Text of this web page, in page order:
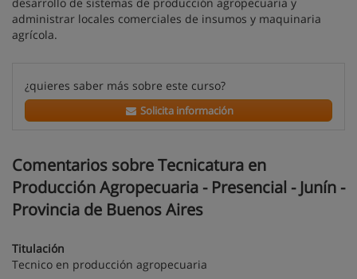
administrar locales comerciales de insumos y maquinaria
agrícola.
¿quieres saber más sobre este curso?
Solicita información
Comentarios sobre Tecnicatura en
Producción Agropecuaria - Presencial - Junín -
Provincia de Buenos Aires
Titulación
Tecnico en producción agropecuaria